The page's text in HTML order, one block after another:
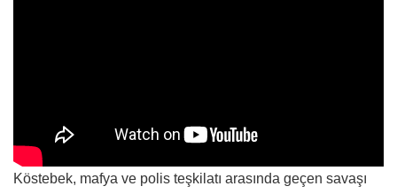
Köstebek, mafya ve polis teşkilatı arasında geçen savaşı